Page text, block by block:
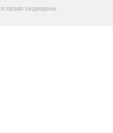
права защищены